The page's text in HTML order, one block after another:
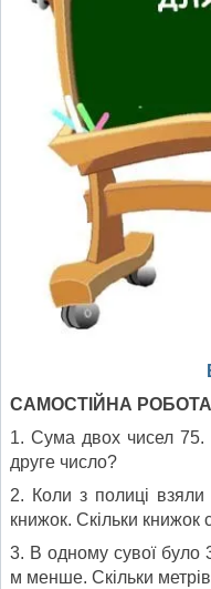
САМОСТІЙНА
1. Сума двох чисел
друге число?
2. Коли з полиці
книжок. Скільки книжок
3. В одному сувої
м менше. Скільки